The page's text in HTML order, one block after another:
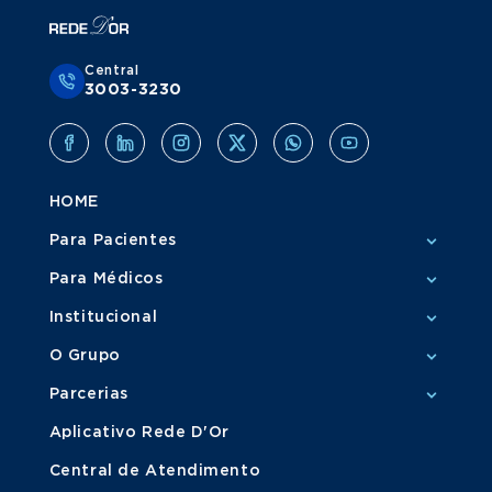
Central
3003-3230
HOME
Para Pacientes
Para Médicos
Institucional
O Grupo
Parcerias
Aplicativo Rede D'Or
Central de Atendimento